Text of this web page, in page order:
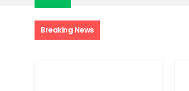
Breaking News